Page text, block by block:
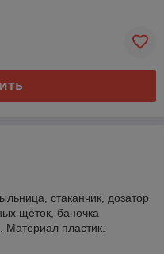
стаканчик, дозатор
щёток, баночка
Материал пластик.